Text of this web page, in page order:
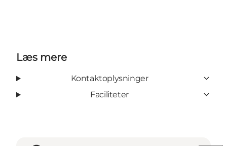
Læs mere
Kontaktoplysninger
Faciliteter